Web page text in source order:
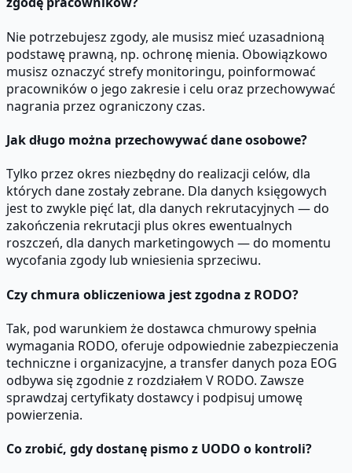
Nie potrzebujesz zgody, ale musisz mieć uzasadnioną
podstawę prawną, np. ochronę mienia. Obowiązkowo
musisz oznaczyć strefy monitoringu, poinformować
pracowników o jego zakresie i celu oraz przechowywać
nagrania przez ograniczony czas.
Jak długo można przechowywać dane osobowe?
Tylko przez okres niezbędny do realizacji celów, dla
których dane zostały zebrane. Dla danych księgowych
jest to zwykle pięć lat, dla danych rekrutacyjnych — do
zakończenia rekrutacji plus okres ewentualnych
roszczeń, dla danych marketingowych — do momentu
wycofania zgody lub wniesienia sprzeciwu.
Czy chmura obliczeniowa jest zgodna z RODO?
Tak, pod warunkiem że dostawca chmurowy spełnia
wymagania RODO, oferuje odpowiednie zabezpieczenia
techniczne i organizacyjne, a transfer danych poza EOG
odbywa się zgodnie z rozdziałem V RODO. Zawsze
sprawdzaj certyfikaty dostawcy i podpisuj umowę
powierzenia.
Co zrobić, gdy dostanę pismo z UODO o kontroli?